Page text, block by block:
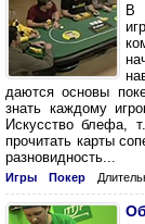
В
даются основы
знать каждому
Искусство блефа,
прочитать карты
разновидность...
Игры Покер